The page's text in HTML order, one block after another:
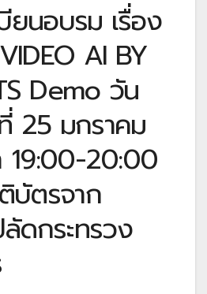
ยนอบรม เรื่อง
AI BY
Demo วัน
25 มกราคม
19:00-20:00
บัตรจาก
ดกระทรวง